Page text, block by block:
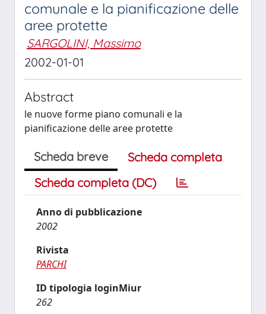
comunale e la pianificazione delle
aree protette
SARGOLINI, Massimo
2002-01-01
Abstract
le nuove forme piano comunali e la
pianificazione delle aree protette
Scheda breve
Scheda completa
Scheda completa (DC)
Anno di pubblicazione
2002
Rivista
PARCHI
ID tipologia loginMiur
262